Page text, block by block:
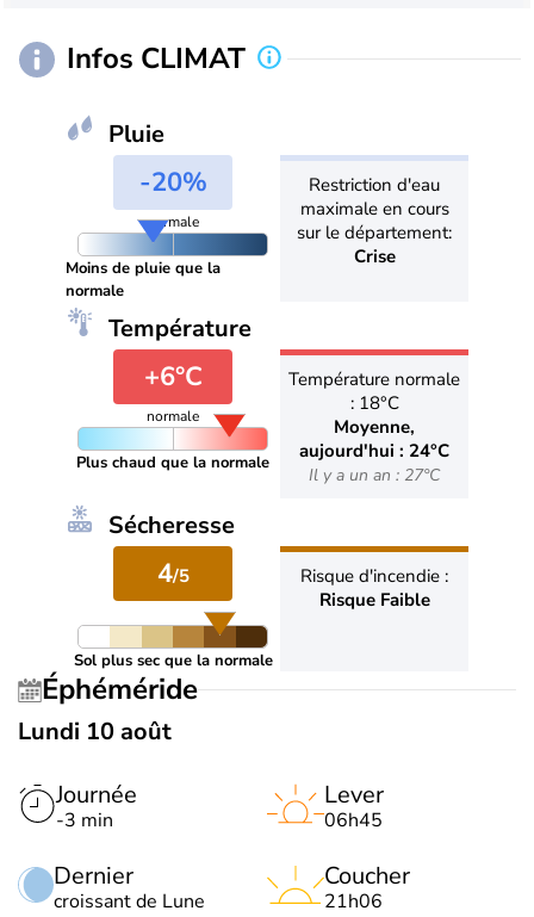
Infos CLIMAT
Pluie
-20%
normale
Moins de pluie que la
normale
Restriction d'eau
maximale en cours
sur le département:
Crise
Température
+6°C
normale
Plus chaud que la normale
Température normale
: 18°C
Moyenne,
aujourd'hui : 24°C
Il y a un an : 27°C
Sécheresse
4/5
Sol plus sec que la normale
Risque d'incendie :
Risque Faible
Éphéméride
Lundi 10 août
Journée
-3 min
Dernier
croissant de Lune
Lever
06h45
Coucher
21h06